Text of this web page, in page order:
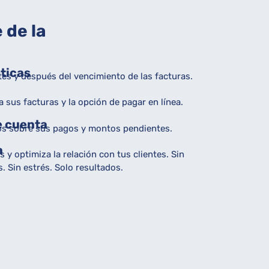
de la
y después del vencimiento de las facturas.
sus facturas y la opción de pagar en línea.
cuenta
sobre sus pagos y montos pendientes.
y optimiza la relación con tus clientes. Sin
Sin estrés. Solo resultados.